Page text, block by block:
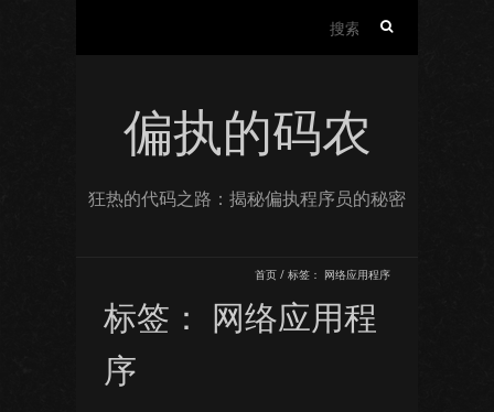
偏执的码农
狂热的代码之路：揭秘偏执程序员的秘密
首页 / 标签： 网络应用程序
标签： 网络应用程
序